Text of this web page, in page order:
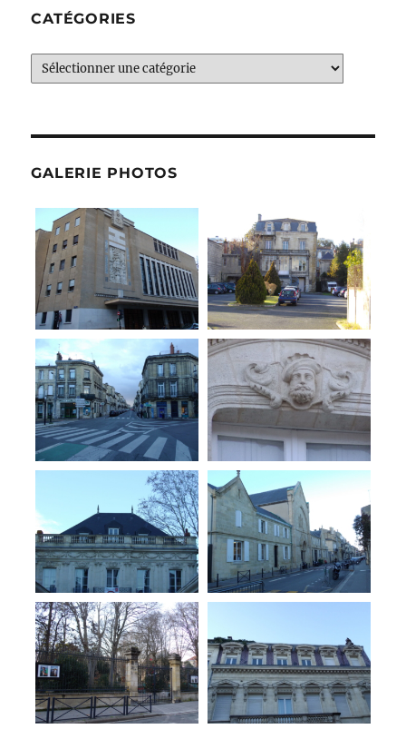
CATÉGORIES
Catégories
GALERIE PHOTOS